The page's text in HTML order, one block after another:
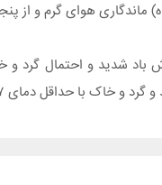
دمای ۴۱ درجه سانتیگراد پیش‌بینی می‌شود.